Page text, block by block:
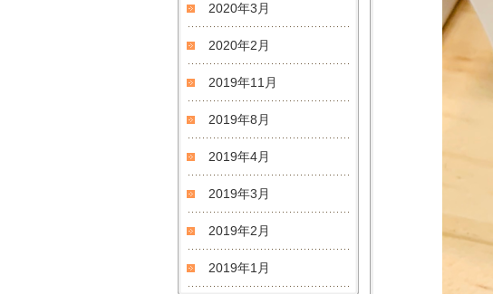
2020年3月
2020年2月
2019年11月
2019年8月
2019年4月
2019年3月
2019年2月
2019年1月